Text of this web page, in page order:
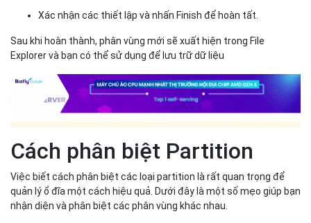
Xác nhận các thiết lập và nhấn Finish để hoàn tất.
Sau khi hoàn thành, phân vùng mới sẽ xuất hiện trong File
Explorer và bạn có thể sử dụng để lưu trữ dữ liệu
Cách phân biệt Partition
Việc biết cách phân biệt các loại partition là rất quan trọng để
quản lý ổ đĩa một cách hiệu quả. Dưới đây là một số mẹo giúp bạn
nhận diện và phân biệt các phân vùng khác nhau.